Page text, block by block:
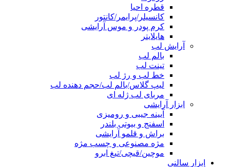
قطره احیا
کانسیلر/پرایمر/کانتور
کرم پودر و موس آرایشی
هایلایتر
آرایش لب
بالم لب
تینت لب
خط لب و رژ لب
لیپ گلاس/بالم لب/حجم دهنده لب
مربای لب ژله ای
ابزار آرایشی
آیینه جیبی و رومیزی
اسفنج و بیوتی بلندر
براش و قلمو آرایشی
مژه مصنوعی و چسب مژه
موچین/قیچی/تیغ ابرو
ابزار سالنی